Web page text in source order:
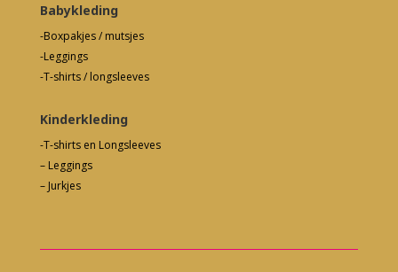
Babykleding
-Boxpakjes / mutsjes
-Leggings
-T-shirts / longsleeves
Kinderkleding
-T-shirts en Longsleeves
– Leggings
– Jurkjes